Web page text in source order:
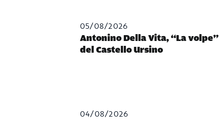
05/08/2026
Antonino Della Vita, “La volpe”
del Castello Ursino
04/08/2026